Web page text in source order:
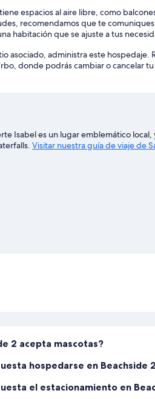
espacios al aire libre, como
recomendamos que te
habitación que se ajuste a tus
asociado, administra este
donde podrás cambiar o cancelar
Isabel es un lugar emblemático local,
Visitar nuestra guía de viaje de
2 acepta mascotas?
hospedarse en Beachside
el estacionamiento en